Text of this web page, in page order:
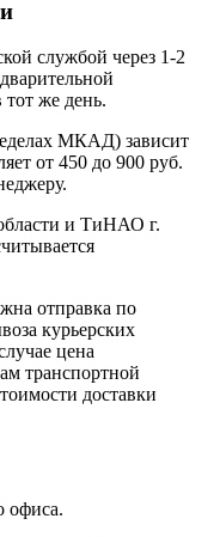
службой через 1-2
тот же день.
МКАД) зависит
от 450 до 900 руб.
и ТиНАО г.
отправка по
курьерских
цена
транспортной
доставки
офиса.